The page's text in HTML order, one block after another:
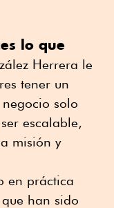
lo que
Herrera le
tener un
solo
escalable,
misión y
en práctica
han sido